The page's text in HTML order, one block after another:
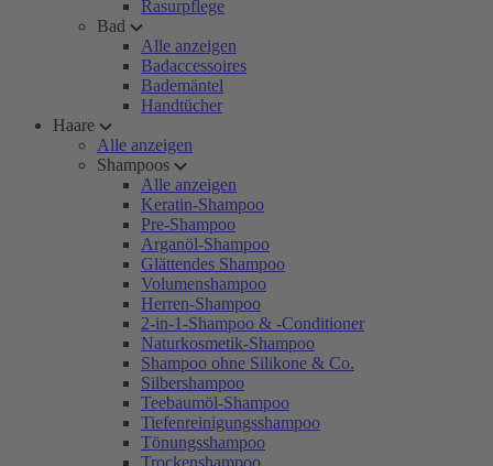
Rasurpflege
Bad
Alle anzeigen
Badaccessoires
Bademäntel
Handtücher
Haare
Alle anzeigen
Shampoos
Alle anzeigen
Keratin-Shampoo
Pre-Shampoo
Arganöl-Shampoo
Glättendes Shampoo
Volumenshampoo
Herren-Shampoo
2-in-1-Shampoo & -Conditioner
Naturkosmetik-Shampoo
Shampoo ohne Silikone & Co.
Silbershampoo
Teebaumöl-Shampoo
Tiefenreinigungsshampoo
Tönungsshampoo
Trockenshampoo